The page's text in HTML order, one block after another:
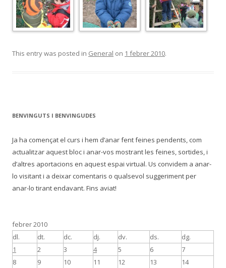
This entry was posted in General on 1 febrer 2010.
BENVINGUTS I BENVINGUDES
Ja ha començat el curs i hem d’anar fent feines pendents, com
actualitzar aquest bloc i anar-vos mostrant les feines, sortides, i
d’altres aportacions en aquest espai virtual. Us convidem a anar-
lo visitant i a deixar comentaris o qualsevol suggeriment per
anar-lo tirant endavant. Fins aviat!
febrer 2010
dl.
dt. dc. dj. dv. ds.
dg.
1
2 3 4 5 6
7
8
9 10 11 12 13 14